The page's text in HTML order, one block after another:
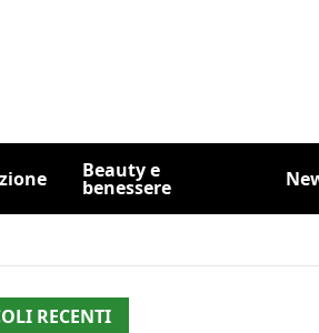
Beauty e
benessere
RECENTI